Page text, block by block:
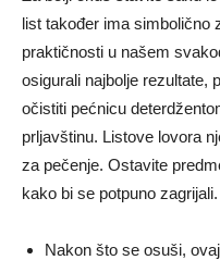
list također ima simbolično
praktičnosti u našem
osigurali najbolje rezultate,
očistiti pećnicu
prljavštinu. Listove lovora
za pečenje. Ostavite
kako bi se potpuno zagrijali.
Nakon što se osuši,